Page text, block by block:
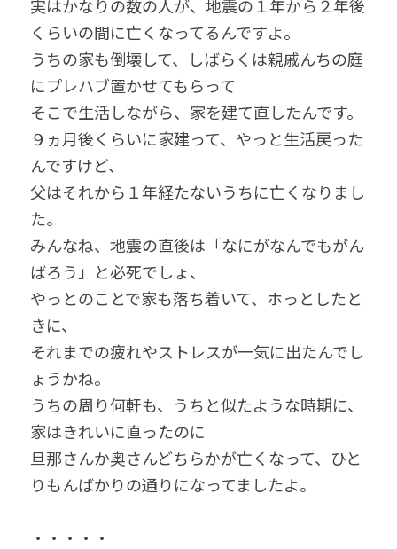
実はかなりの数の人が、地震の１年から２年後
くらいの間に亡くなってるんですよ。
うちの家も倒壊して、しばらくは親戚んちの庭
にプレハブ置かせてもらって
そこで生活しながら、家を建て直したんです。
９ヵ月後くらいに家建って、やっと生活戻った
んですけど、
父はそれから１年経たないうちに亡くなりまし
た。
みんなね、地震の直後は「なにがなんでもがん
ばろう」と必死でしょ、
やっとのことで家も落ち着いて、ホっとしたと
きに、
それまでの疲れやストレスが一気に出たんでし
ょうかね。
うちの周り何軒も、うちと似たような時期に、
家はきれいに直ったのに
旦那さんか奥さんどちらかが亡くなって、ひと
りもんばかりの通りになってましたよ。
・・・・・